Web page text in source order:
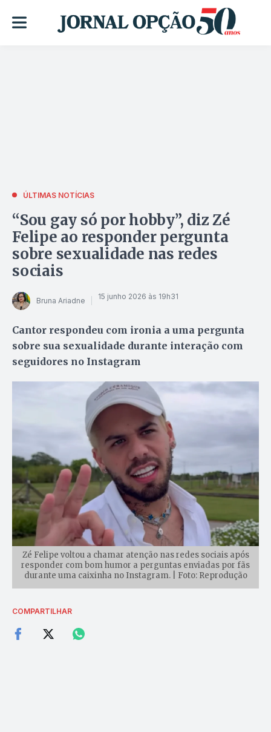
ÚLTIMAS NOTÍCIAS
“Sou gay só por hobby”, diz Zé
Felipe ao responder pergunta
sobre sexualidade nas redes
sociais
Bruna Ariadne 15 junho 2026 às 19h31
Cantor respondeu com ironia a uma pergunta
sobre sua sexualidade durante interação com
seguidores no Instagram
Zé Felipe voltou a chamar atenção nas redes sociais após
responder com bom humor a perguntas enviadas por fãs
durante uma caixinha no Instagram. | Foto: Reprodução
COMPARTILHAR